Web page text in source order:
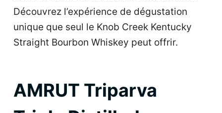
Découvrez l’expérience de dégustation
unique que seul le Knob Creek Kentucky
Straight Bourbon Whiskey peut offrir.
AMRUT Triparva